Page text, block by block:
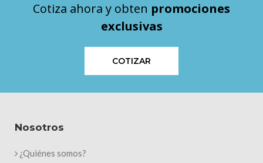
Cotiza ahora y obten promociones
exclusivas
COTIZAR
Nosotros
¿Quiénes somos?